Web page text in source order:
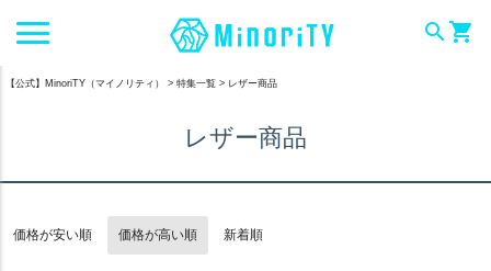
searchshopping_cart
【公式】MinoriTY（マイノリティ） 特集一覧 レザー商品
レザー商品
価格が安い順 価格が高い順 新着順